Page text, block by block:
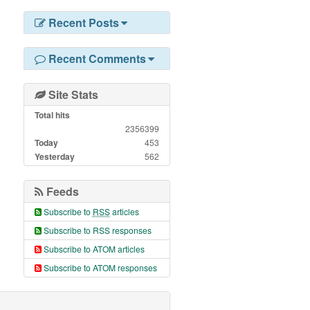
Recent Posts
Recent Comments
Site Stats
Total hits
2356399
Today 453
Yesterday 562
Feeds
Subscribe to RSSarticles
Subscribe to RSS responses
Subscribe to ATOM articles
Subscribe to ATOM responses